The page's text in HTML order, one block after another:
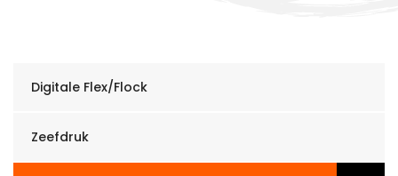
Digitale Flex/Flock
Zeefdruk